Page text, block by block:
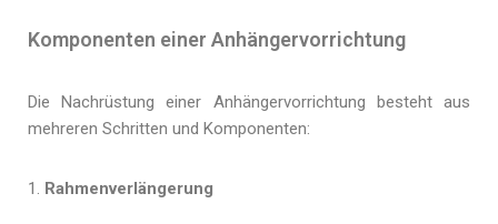
Komponenten einer Anhängervorrichtung
Die Nachrüstung einer Anhängervorrichtung besteht aus
mehreren Schritten und Komponenten:
Rahmenverlängerung